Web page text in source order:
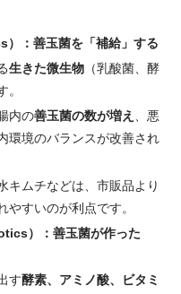
：善玉菌を「補給」する
生きた微生物（乳酸菌、酵
内の善玉菌の数が増え
、悪
環境のバランスが改善され
キムチなどは、市販品より
やすいのが利点です。
）：善玉菌が作った
す酵素、アミノ酸、ビタミ